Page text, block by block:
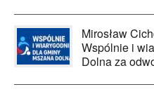
Mirosław
Wspólnie i
Dolna za